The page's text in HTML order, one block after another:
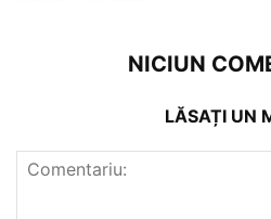
NICIUN
LĂSAȚI UN